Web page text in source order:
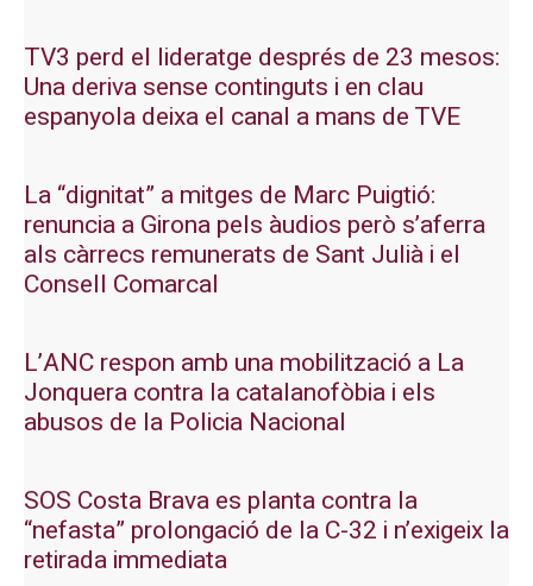
TV3 perd el lideratge després de 23 mesos:
Una deriva sense continguts i en clau
espanyola deixa el canal a mans de TVE
La “dignitat” a mitges de Marc Puigtió:
renuncia a Girona pels àudios però s’aferra
als càrrecs remunerats de Sant Julià i el
Consell Comarcal
L’ANC respon amb una mobilització a La
Jonquera contra la catalanofòbia i els
abusos de la Policia Nacional
SOS Costa Brava es planta contra la
“nefasta” prolongació de la C-32 i n’exigeix la
retirada immediata